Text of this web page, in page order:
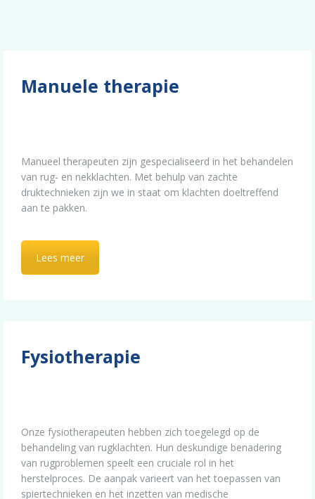
Manuele therapie
Manueel therapeuten zijn gespecialiseerd in het behandelen
van rug- en nekklachten. Met behulp van zachte
druktechnieken zijn we in staat om klachten doeltreffend
aan te pakken.
Lees meer
Fysiotherapie
Onze fysiotherapeuten hebben zich toegelegd op de
behandeling van rugklachten. Hun deskundige benadering
van rugproblemen speelt een cruciale rol in het
herstelproces. De aanpak varieert van het toepassen van
spiertechnieken en het inzetten van medische